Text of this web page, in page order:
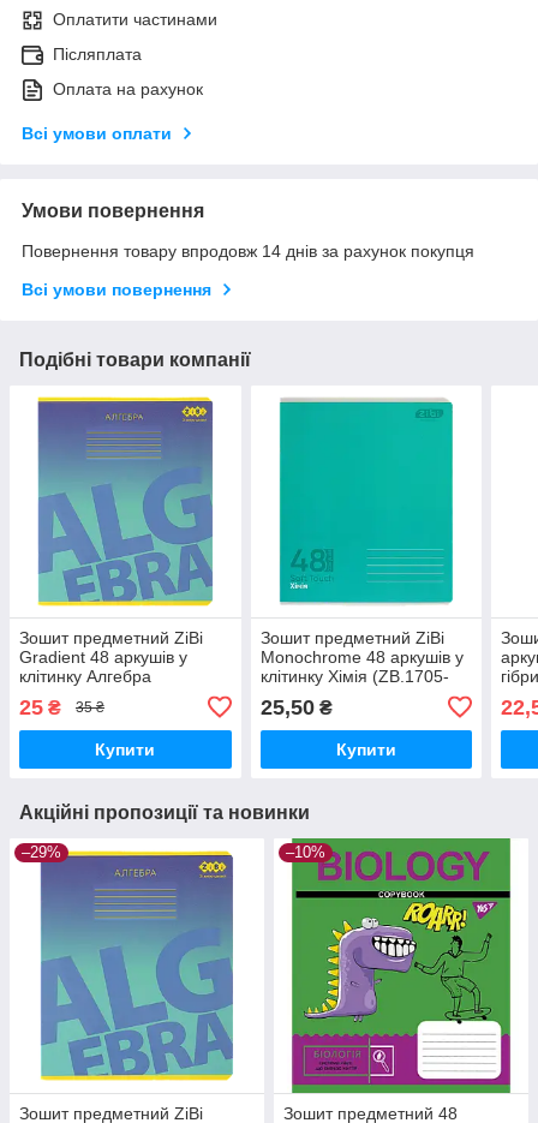
Оплатити частинами
Післяплата
Оплата на рахунок
Всі умови оплати
Умови повернення
Повернення товару впродовж 14 днів за рахунок покупця
Всі умови повернення
Подібні товари компанії
Зошит предметний ZiBi
Gradient 48 аркушів у
клітинку Алгебра
25 ₴ 35 ₴
Купити
Зошит предметний ZiBi
Monochrome 48 аркушів у
клітинку Хімія (ZB.1705-
25,50₴
Купити
Акційні пропозиції та новинки
–29%
Зошит предметний ZiBi
–10%
Зошит предметний 48